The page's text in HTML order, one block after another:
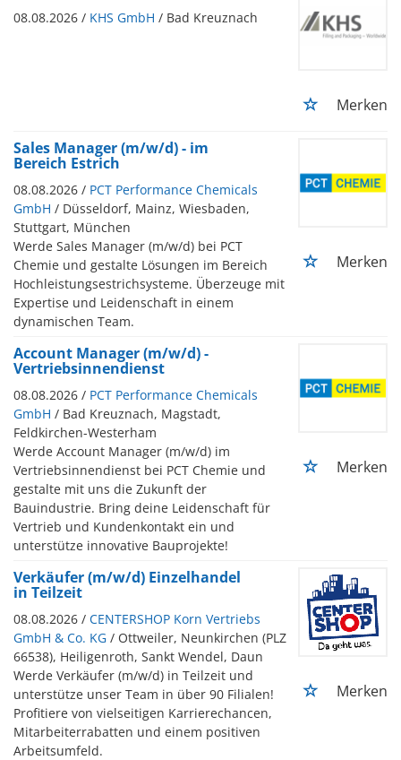
08.08.2026 / KHS GmbH / Bad Kreuznach
Merken
Sales Manager (m/w/d) - im
Bereich Estrich
08.08.2026 / PCT Performance Chemicals
GmbH / Düsseldorf, Mainz, Wiesbaden,
Stuttgart, München
Werde Sales Manager (m/w/d) bei PCT
Chemie und gestalte Lösungen im Bereich
Hochleistungsestrichsysteme. Überzeuge mit
Expertise und Leidenschaft in einem
dynamischen Team.
Merken
Account Manager (m/w/d) -
Vertriebsinnendienst
08.08.2026 / PCT Performance Chemicals
GmbH / Bad Kreuznach, Magstadt,
Feldkirchen-Westerham
Werde Account Manager (m/w/d) im
Vertriebsinnendienst bei PCT Chemie und
gestalte mit uns die Zukunft der
Bauindustrie. Bring deine Leidenschaft für
Vertrieb und Kundenkontakt ein und
unterstütze innovative Bauprojekte!
Merken
Verkäufer (m/w/d) Einzelhandel
in Teilzeit
08.08.2026 / CENTERSHOP Korn Vertriebs
GmbH & Co. KG / Ottweiler, Neunkirchen (PLZ
66538), Heiligenroth, Sankt Wendel, Daun
Werde Verkäufer (m/w/d) in Teilzeit und
unterstütze unser Team in über 90 Filialen!
Profitiere von vielseitigen Karrierechancen,
Mitarbeiterrabatten und einem positiven
Arbeitsumfeld.
Merken